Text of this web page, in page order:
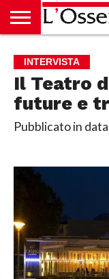
CULTURA
ECONOMIA
RUBRICHE
ARCHIVIO
PODCAST
ABBONAMENTO
CHI
SIAMO
ACCEDI
INTERVISTA
Il Teatro
future e
Pubblicato in data